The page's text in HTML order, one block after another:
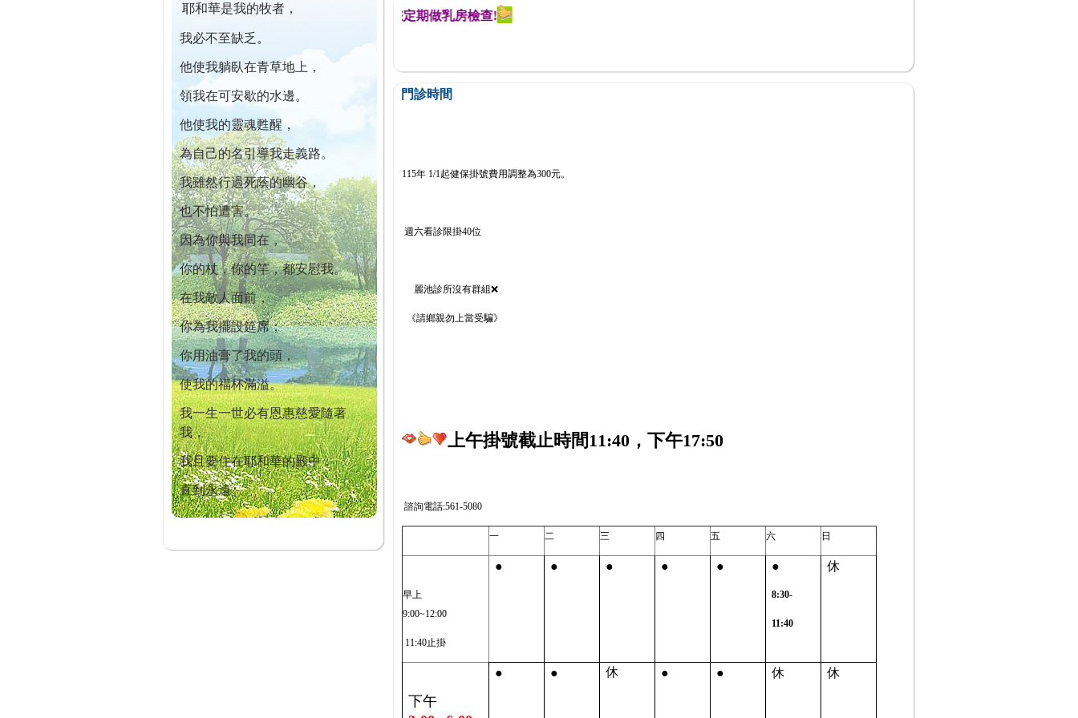
耶和華是我的牧者，
我必不至缺乏。
他使我躺臥在青草地上，
領我在可安歇的水邊。
他使我的靈魂甦醒，
為自己的名引導我走義路。
我雖然行過死蔭的幽谷，
也不怕遭害。
因為你與我同在，
你的杖，你的竿，都安慰我。
在我敵人面前，
你為我擺設筵席；
你用油膏了我的頭，
使我的福杯滿溢。
我一生一世必有恩惠慈愛隨著
我，
我且要住在耶和華的殿中，
直到永遠。
本院自開幕迄今已篩檢出1700位乳癌患者,提醒您定期做乳房檢查!
門診時間
115年 1/1起健保掛號費用調整為300元。
週六看診限掛40位
麗池診所沒有群組❌
《請鄉親勿上當受騙》
上午掛號截止時間11:40，下午17:50
諮詢電話:561-5080
一 二 三 四 五 六 日
早上
9:00~12:00
11:40止掛
● ● ● ● ● ●
8:30-
11:40
休
下午
● ● 休 ● ● 休 休